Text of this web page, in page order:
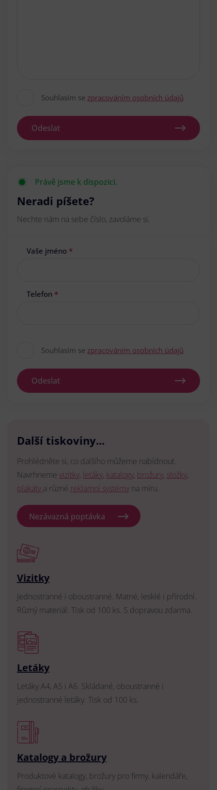
Souhlasím se zpracováním osobních údajů
Odeslat
Právě jsme k dispozici.
Neradi píšete?
Nechte nám na sebe číslo, zavoláme si.
Vaše jméno *
Telefon *
Souhlasím se zpracováním osobních údajů
Odeslat
Další tiskoviny...
Prohlédněte si, co dalšího můžeme nabídnout.
Navrhneme vizitky, letáky, katalogy, brožury, složky,
plakáty a různé reklamní systémy na míru.
Nezávazná poptávka
Vizitky
Jednostranné i oboustranné. Matné, lesklé i přírodní.
Různý materiál. Tisk od 100 ks. S dopravou zdarma.
Letáky
Letáky A4, A5 i A6. Skládané, oboustranné i
jednostranné letáky. Tisk od 100 ks.
Katalogy a brožury
Produktové katalogy, brožury pro firmy, kalendáře,